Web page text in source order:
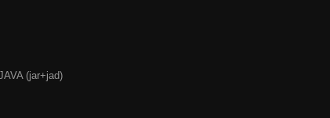
(jar+jad)